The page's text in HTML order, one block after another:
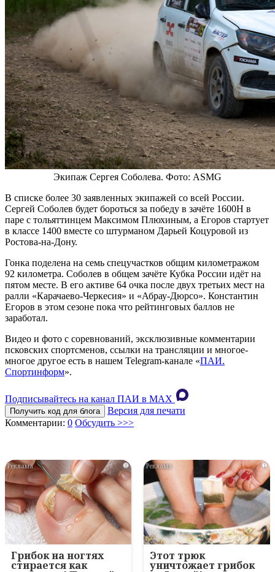
Экипаж Сергея Соболева. Фото: ASMG
В списке более 30 заявленных экипажей со всей России.
Сергей Соболев будет бороться за победу в зачёте 1600Н в
паре с тольяттинцем Максимом Плюхиным, а Егоров стартует
в классе 1400 вместе со штурманом Дарьей Коцуровой из
Ростова-на-Дону.
Гонка поделена на семь спецучастков общим километражом
92 километра. Соболев в общем зачёте Кубка России идёт на
пятом месте. В его активе 64 очка после двух третьих мест на
ралли «Карачаево-Черкесия» и «Абрау-Дюрсо». Константин
Егоров в этом сезоне пока что рейтинговых баллов не
заработал.
Видео и фото с соревнований, эксклюзивные комментарии
псковских спортсменов, ссылки на трансляции и многое-
многое другое есть в нашем Telegram-канале «ПАИ.
Спортинформ».
Подписывайтесь на канал ПАИ в MAХ
Получить код для блога
Версия для печати
Комментарии: 0 Обсудить >>>
i
Грибок на ногтях
стирается как
i
Этот трюк
уничтожает грибок